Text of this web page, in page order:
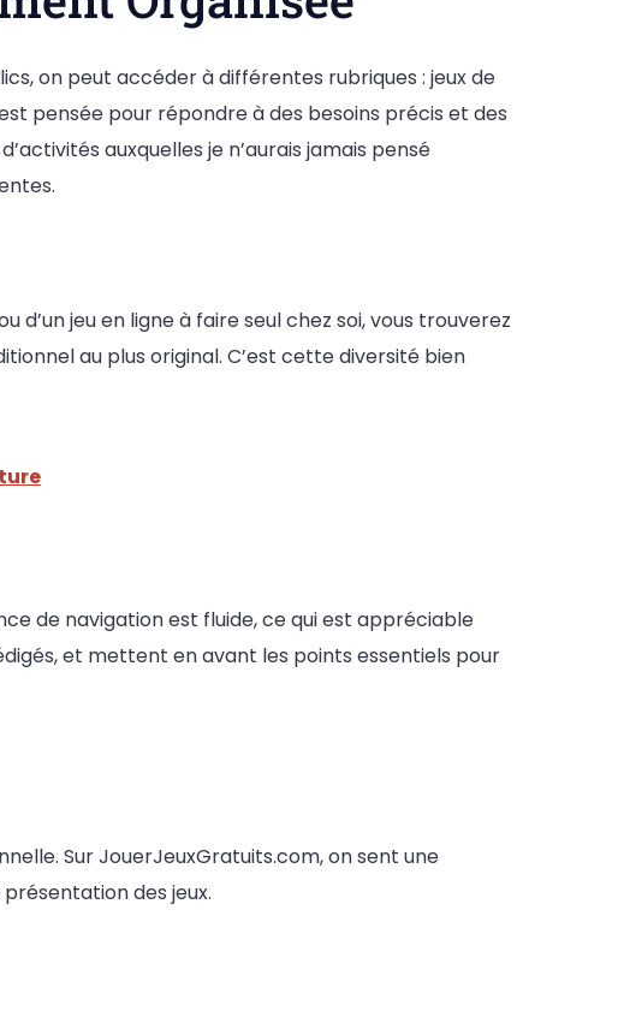
on peut accéder à différentes rubriques : jeux de
pensée pour répondre à des besoins précis et des
auxquelles je n’aurais jamais pensé
d’un jeu en ligne à faire seul chez soi, vous trouverez
au plus original. C’est cette diversité bien
de navigation est fluide, ce qui est appréciable
et mettent en avant les points essentiels pour
Sur JouerJeuxGratuits.com, on sent une
des jeux.